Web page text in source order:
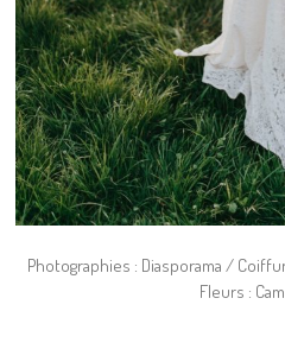
Photographies : Diasporama /
Fleurs :